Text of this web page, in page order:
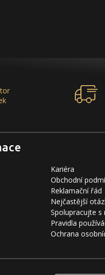
Kariéra
Obchodní
Reklamační řád
Nejčastější
Spolupracujte s
Pravidla
Ochrana